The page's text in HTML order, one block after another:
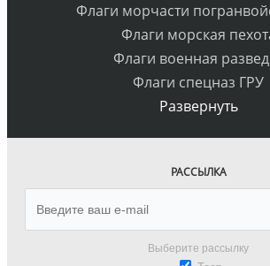
Флаги морчасти
Флаги морская
Флаги военная
Флаги спецназ ГРУ
Развернуть
РАССЫЛКА
Выберите рассылку